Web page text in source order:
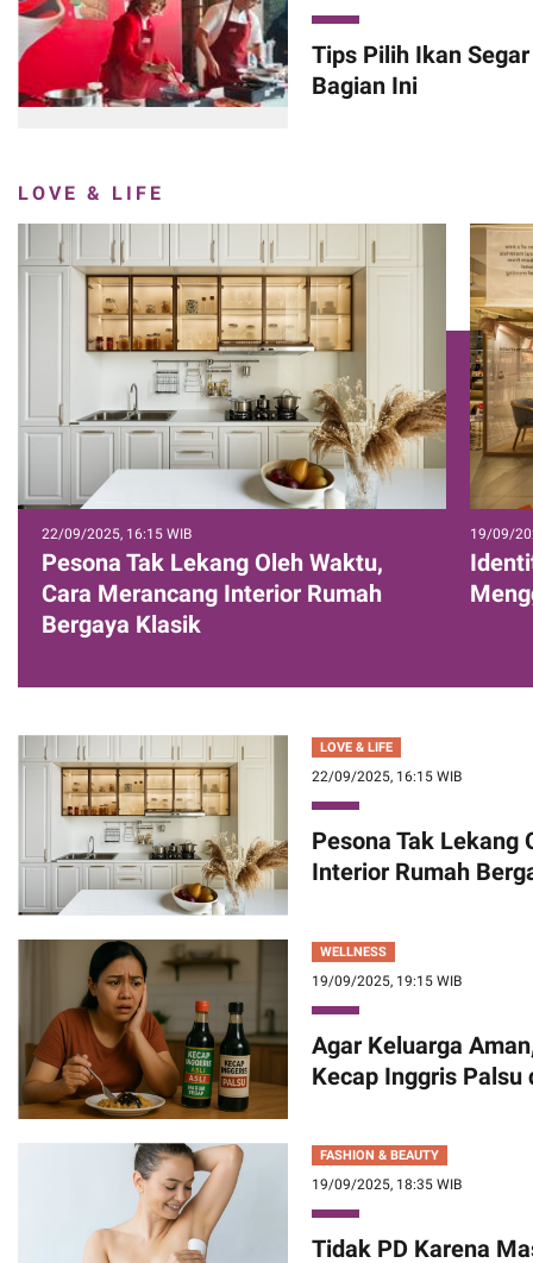
Tips Pilih Ikan
Bagian Ini
LOVE & LIFE
22/09/2025, 16:15 WIB
Pesona Tak Lekang Oleh Waktu,
Cara Merancang Interior Rumah
Bergaya Klasik
19/09/
LOVE & LIFE
22/09/2025, 16:15 WIB
Pesona Tak Lekang
Interior Rumah
WELLNESS
19/09/2025, 19:15 WIB
Agar Keluarga
Kecap Inggris Palsu
FASHION & BEAUTY
19/09/2025, 18:35 WIB
Tidak PD Karena